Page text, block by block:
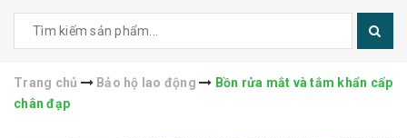
Trang chủ Bảo hộ lao động
Bồn rửa mắt và tắm khẩn cấp
chân đạp